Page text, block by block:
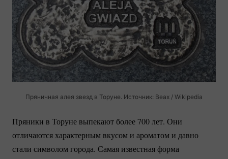
Пряничная алея звезд в Торуне. Источник: Beax / Wikipedia
Пряники в Торуне выпекают более 700 лет. Они
отличаются характерным вкусом и ароматом и давно
стали символом города. Самая известная форма